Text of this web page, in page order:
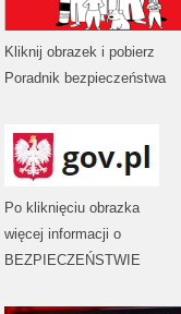
Kliknij obrazek i pobierz
Poradnik bezpieczeństwa
Po kliknięciu obrazka
więcej informacji o
BEZPIECZEŃSTWIE